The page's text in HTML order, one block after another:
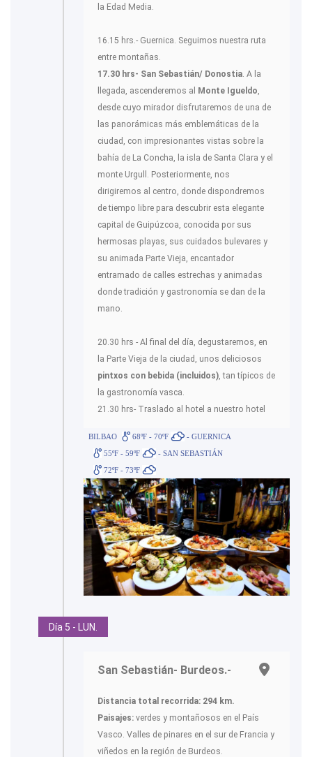
la Edad Media.
16.15 hrs.- Guernica. Seguimos nuestra ruta
entre montañas.
17.30 hrs- San Sebastián/ Donostia . A la
llegada, ascenderemos al Monte Igueldo
desde cuyo mirador disfrutaremos de una de
las panorámicas más emblemáticas de la
ciudad, con impresionantes vistas sobre la
bahía de La Concha, la isla de Santa Clara y el
monte Urgull. Posteriormente, nos
dirigiremos al centro, donde dispondremos
de tiempo libre para descubrir esta elegante
capital de Guipúzcoa, conocida por sus
hermosas playas, sus cuidados bulevares y
su animada Parte Vieja, encantador
entramado de calles estrechas y animadas
donde tradición y gastronomía se dan de la
mano.
20.30 hrs - Al final del día, degustaremos, en
la Parte Vieja de la ciudad, unos deliciosos
pintxos con bebida (incluidos) , tan típicos de
la gastronomía vasca.
21.30 hrs- Traslado al hotel a nuestro hotel
BILBAO 68ºF - 70ºF
- GUERNICA
55ºF - 59ºF
- SAN SEBASTIÁN
72ºF - 73ºF
Día 5 - LUN.
San Sebastián- Burdeos.-
Distancia total recorrida: 294 km.
Paisajes: verdes y montañosos en el País
Vasco. Valles de pinares en el sur de Francia y
viñedos en la región de Burdeos.